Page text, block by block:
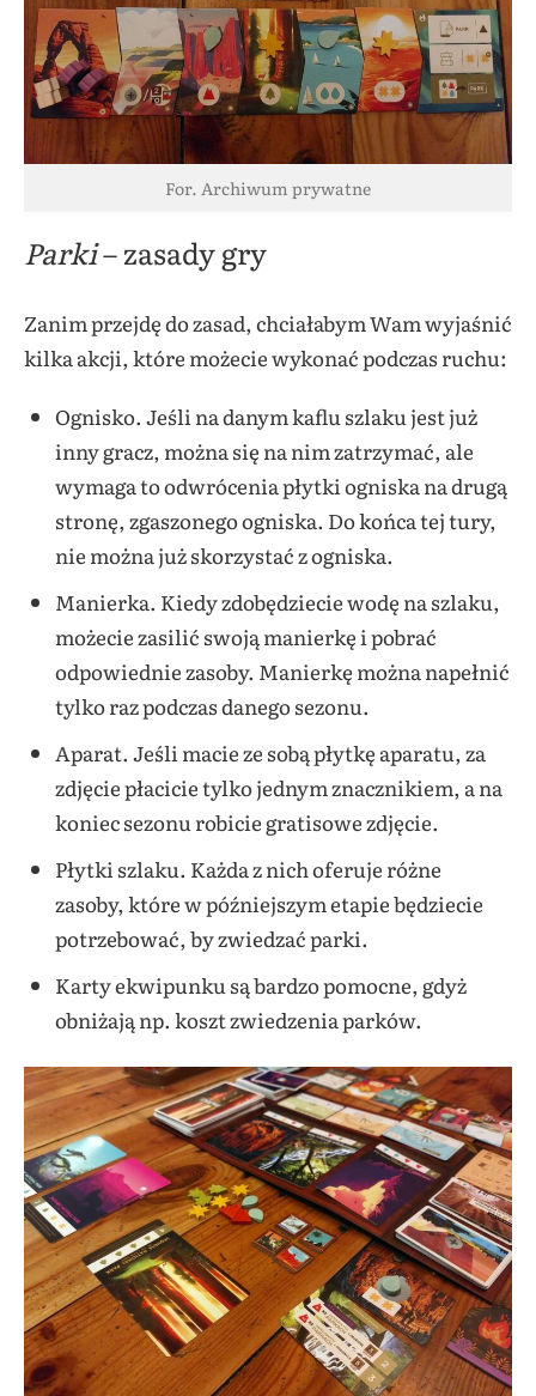
For. Archiwum prywatne
Parki– zasady gry
Zanim przejdę do zasad, chciałabym Wam wyjaśnić
kilka akcji, które możecie wykonać podczas ruchu:
Ognisko. Jeśli na danym kaflu szlaku jest już
inny gracz, można się na nim zatrzymać, ale
wymaga to odwrócenia płytki ogniska na drugą
stronę, zgaszonego ogniska. Do końca tej tury,
nie można już skorzystać z ogniska.
Manierka. Kiedy zdobędziecie wodę na szlaku,
możecie zasilić swoją manierkę i pobrać
odpowiednie zasoby. Manierkę można napełnić
tylko raz podczas danego sezonu.
Aparat. Jeśli macie ze sobą płytkę aparatu, za
zdjęcie płacicie tylko jednym znacznikiem, a na
koniec sezonu robicie gratisowe zdjęcie.
Płytki szlaku. Każda z nich oferuje różne
zasoby, które w późniejszym etapie będziecie
potrzebować, by zwiedzać parki.
Karty ekwipunku są bardzo pomocne, gdyż
obniżają np. koszt zwiedzenia parków.